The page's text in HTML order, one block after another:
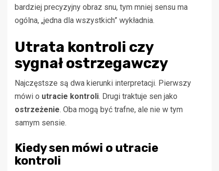
bardziej precyzyjny obraz snu, tym mniej sensu ma
ogólna, „jedna dla wszystkich” wykładnia.
Utrata kontroli czy
sygnał ostrzegawczy
Najczęstsze są dwa kierunki interpretacji. Pierwszy
mówi o utracie kontroli. Drugi traktuje sen jako
ostrzeżenie. Oba mogą być trafne, ale nie w tym
samym sensie.
Kiedy sen mówi o utracie
kontroli